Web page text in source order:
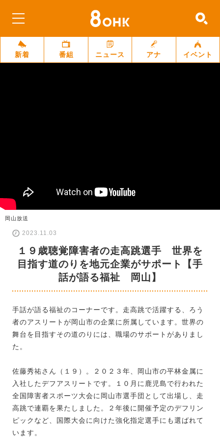
新着 番組 ニュース アナ イベント
岡山放送
2023.11.03
１９歳聴覚障害者の走高跳選手 世界を
目指す道のりを地元企業がサポート【手
話が語る福祉 岡山】
手話が語る福祉のコーナーです。走高跳で活躍する、ろう
者のアスリートが岡山市の企業に所属しています。世界の
舞台を目指すその道のりには、職場のサポートがありまし
た。
佐藤秀祐さん（１９）。２０２３年、岡山市の平林金属に
入社したデフアスリートです。１０月に鹿児島で行われた
全国障害者スポーツ大会に岡山市選手団として出場し、走
高跳で連覇を果たしました。２年後に開催予定のデフリン
ピックなど、国際大会に向けた強化指定選手にも選ばれて
います。